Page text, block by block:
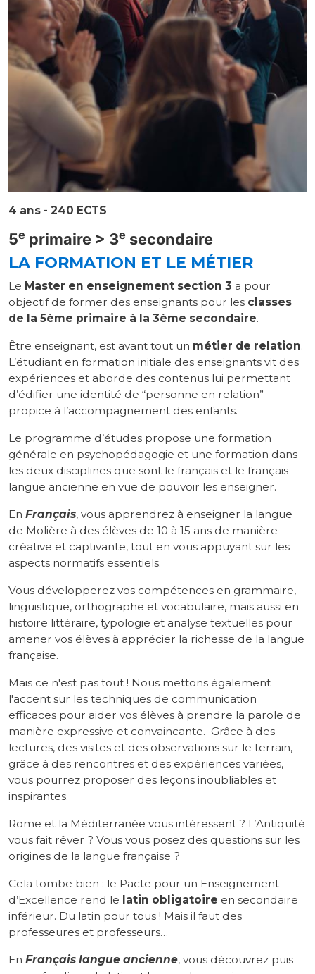
4 ans - 240 ECTS
5e primaire > 3e secondaire
LA FORMATION ET LE MÉTIER
Le Master en enseignement section 3 a pour
objectif de former des enseignants pour les classes
de la 5ème primaire à la 3ème secondaire.
Être enseignant, est avant tout un métier de relation.
L’étudiant en formation initiale des enseignants vit des
expériences et aborde des contenus lui permettant
d’édifier une identité de “personne en relation”
propice à l’accompagnement des enfants.
Le programme d’études propose une formation
générale en psychopédagogie et une formation dans
les deux disciplines que sont le français et le français
langue ancienne en vue de pouvoir les enseigner.
En Français, vous apprendrez à enseigner la langue
de Molière à des élèves de 10 à 15 ans de manière
créative et captivante, tout en vous appuyant sur les
aspects normatifs essentiels.
Vous développerez vos compétences en grammaire,
linguistique, orthographe et vocabulaire, mais aussi en
histoire littéraire, typologie et analyse textuelles pour
amener vos élèves à apprécier la richesse de la langue
française.
Mais ce n'est pas tout ! Nous mettons également
l'accent sur les techniques de communication
efficaces pour aider vos élèves à prendre la parole de
manière expressive et convaincante. Grâce à des
lectures, des visites et des observations sur le terrain,
grâce à des rencontres et des expériences variées,
vous pourrez proposer des leçons inoubliables et
inspirantes.
Rome et la Méditerranée vous intéressent ? L’Antiquité
vous fait rêver ? Vous vous posez des questions sur les
origines de la langue française ?
Cela tombe bien : le Pacte pour un Enseignement
d’Excellence rend le latin obligatoire en secondaire
inférieur. Du latin pour tous ! Mais il faut des
professeures et professeurs…
En Français langue ancienne, vous découvrez puis